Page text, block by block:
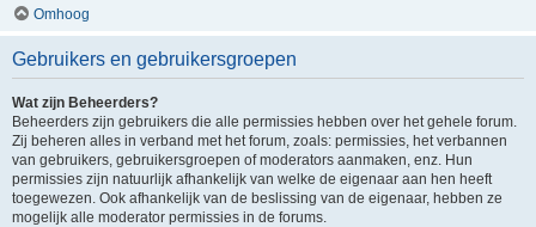
Omhoog
Gebruikers en gebruikersgroepen
Wat zijn Beheerders?
Beheerders zijn gebruikers die alle permissies hebben over het gehele forum.
Zij beheren alles in verband met het forum, zoals: permissies, het verbannen
van gebruikers, gebruikersgroepen of moderators aanmaken, enz. Hun
permissies zijn natuurlijk afhankelijk van welke de eigenaar aan hen heeft
toegewezen. Ook afhankelijk van de beslissing van de eigenaar, hebben ze
mogelijk alle moderator permissies in de forums.